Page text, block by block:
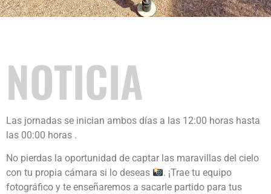
NOTICIA
Las jornadas se inician ambos días a las 12:00 horas hasta
las 00:00 horas .
No pierdas la oportunidad de captar las maravillas del cielo
con tu propia cámara si lo deseas
. ¡Trae tu equipo
fotográfico y te enseñaremos a sacarle partido para tus